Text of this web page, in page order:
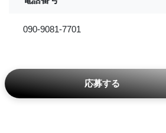
090-9081-7701
応募する